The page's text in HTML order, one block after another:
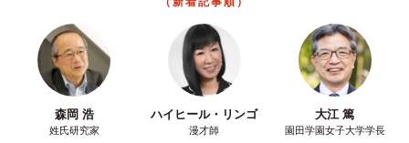
森岡 浩
姓氏研究家
ハイヒール・リンゴ
漫才師
大江 篤
園田学園女子大学学長